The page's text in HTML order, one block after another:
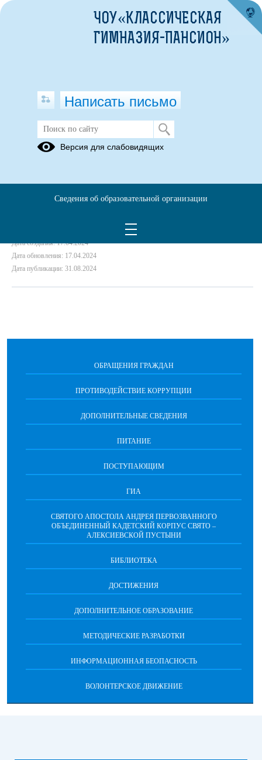
Положение о противодействии
коррупции
Положение о противодействии коррупции в школе.pdf
Дата создания: 17.04.2024
Дата обновления: 17.04.2024
Дата публикации: 31.08.2024
ОБРАЩЕНИЯ ГРАЖДАН
ПРОТИВОДЕЙСТВИЕ КОРРУПЦИИ
ДОПОЛНИТЕЛЬНЫЕ СВЕДЕНИЯ
ПИТАНИЕ
ПОСТУПАЮЩИМ
ГИА
СВЯТОГО АПОСТОЛА АНДРЕЯ ПЕРВОЗВАННОГО
ОБЪЕДИНЕННЫЙ КАДЕТСКИЙ КОРПУС СВЯТО –
АЛЕКСИЕВСКОЙ ПУСТЫНИ
БИБЛИОТЕКА
ДОСТИЖЕНИЯ
ДОПОЛНИТЕЛЬНОЕ ОБРАЗОВАНИЕ
МЕТОДИЧЕСКИЕ РАЗРАБОТКИ
ИНФОРМАЦИОННАЯ БЕОПАСНОСТЬ
ВОЛОНТЕРСКОЕ ДВИЖЕНИЕ
ЧОУ«КЛАССИЧЕСКАЯ
ГИМНАЗИЯ-ПАНСИОН»
Написать письмо
Версия для слабовидящих
Сведения об образовательной организации